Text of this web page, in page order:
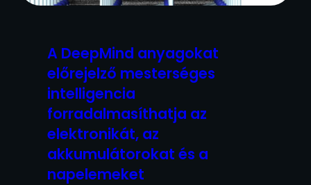
A DeepMind anyagokat
előrejelző mesterséges
intelligencia
forradalmasíthatja az
elektronikát, az
akkumulátorokat és a
napelemeket